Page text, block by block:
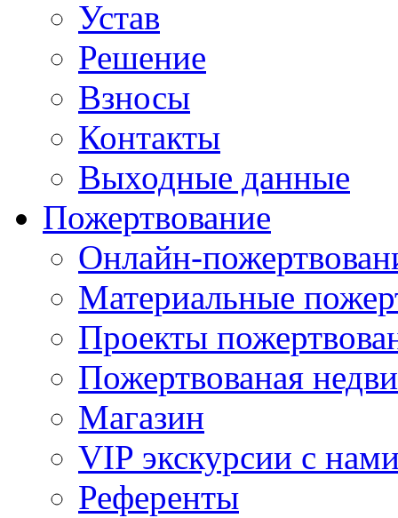
Устав
Решение
Взносы
Контакты
Выходные данные
Пожертвование
Онлайн-
Материальные
Проекты
Пожертвованая
Магазин
VIP экскурсии с
Референты